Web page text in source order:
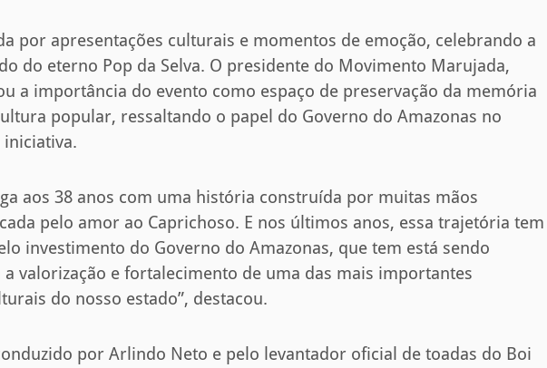
por apresentações culturais e momentos de emoção, celebrando a
do eterno Pop da Selva. O presidente do Movimento Marujada,
a importância do evento como espaço de preservação da memória
popular, ressaltando o papel do Governo do Amazonas no
aos 38 anos com uma história construída por muitas mãos
pelo amor ao Caprichoso. E nos últimos anos, essa trajetória tem
investimento do Governo do Amazonas, que tem está sendo
valorização e fortalecimento de uma das mais importantes
do nosso estado”, destacou.
por Arlindo Neto e pelo levantador oficial de toadas do Boi